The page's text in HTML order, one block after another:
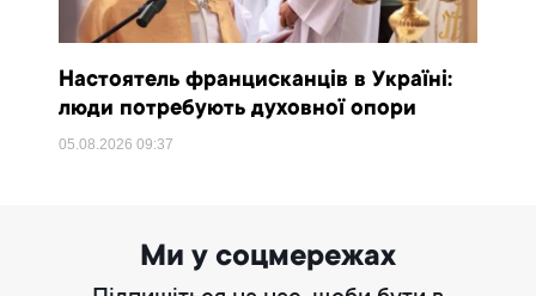
Настоятель францисканців в Україні:
люди потребують духовної опори
05.08.202609:37
Ми у соцмережах